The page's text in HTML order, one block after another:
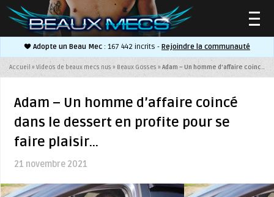
Adopte un Beau Mec : 167 442 incrits - Rejoindre la communauté
Accueil » Videos de beaux mecs nus » Beaux Gosses » Adam – Un homme d’affaire coincé dans le dessert en profite pour se faire plaisir…
Adam – Un homme d’affaire coincé
dans le dessert en profite pour se
faire plaisir…
21 novembre 2021
▼
▼